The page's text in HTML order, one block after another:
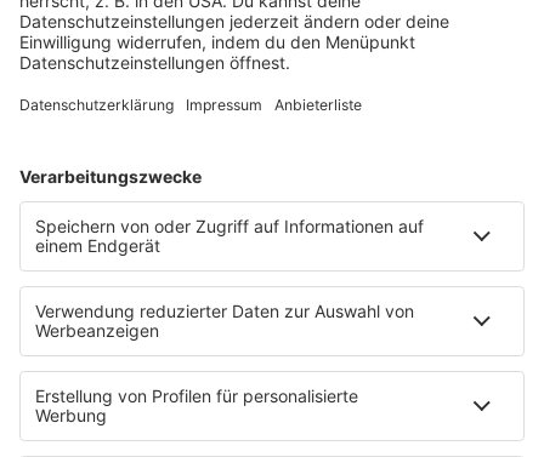
Großraumbüros: Welche
Bürotrennwände sorgen
wirklich für mehr Ruhe?
Schraubenkauf wirklich
an?